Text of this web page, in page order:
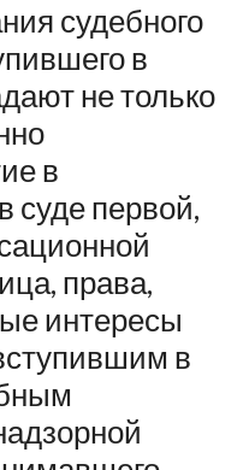
судебного
в
не только
в
суде первой,
права,
интересы
в